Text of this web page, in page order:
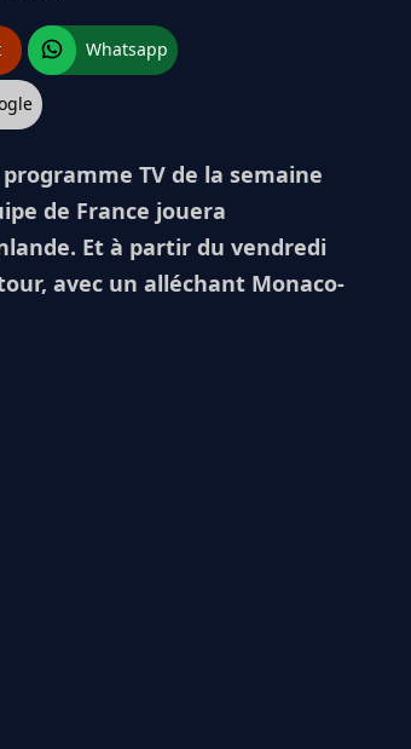
Whatsapp
TV de la semaine
de France jouera
Et à partir du vendredi
avec un alléchant Monaco-